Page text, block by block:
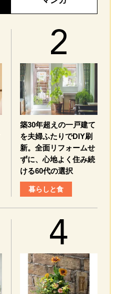
築30年超えの一戸建て
を夫婦ふたりでDIY刷
新。全面リフォームせ
ずに、心地よく住み続
ける60代の選択
暮らしと食